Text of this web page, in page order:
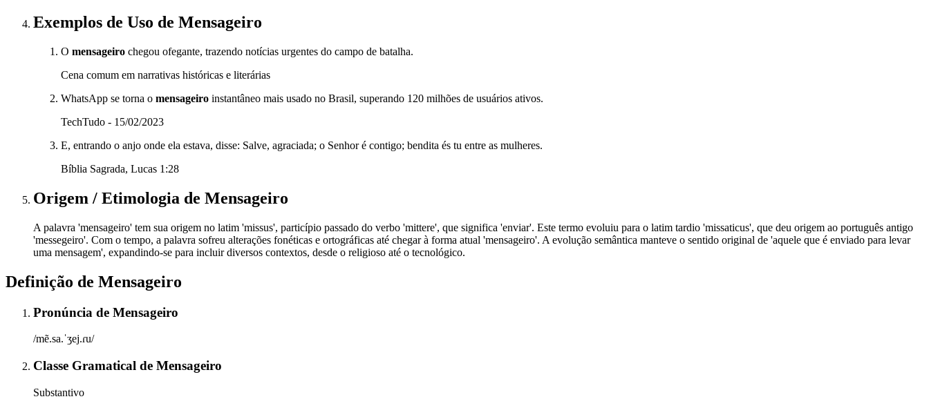
Exemplos de Uso de Mensageiro
O mensageiro chegou ofegante, trazendo notícias urgentes do campo de batalha.
Cena comum em narrativas históricas e literárias
WhatsApp se torna o mensageiro instantâneo mais usado no Brasil, superando 120 milhões de usuários ativos.
TechTudo - 15/02/2023
E, entrando o anjo onde ela estava, disse: Salve, agraciada; o Senhor é contigo; bendita és tu entre as mulheres.
Bíblia Sagrada, Lucas 1:28
Origem / Etimologia de Mensageiro
A palavra 'mensageiro' tem sua origem no latim 'missus', particípio passado do verbo 'mittere', que significa 'enviar'. Este termo evoluiu para o latim tardio 'missaticus', que deu origem ao português antigo
'messegeiro'. Com o tempo, a palavra sofreu alterações fonéticas e ortográficas até chegar à forma atual 'mensageiro'. A evolução semântica manteve o sentido original de 'aquele que é enviado para levar
uma mensagem', expandindo-se para incluir diversos contextos, desde o religioso até o tecnológico.
Definição de Mensageiro
Pronúncia de Mensageiro
/mẽ.sa.ˈʒej.ɾu/
Classe Gramatical de Mensageiro
Substantivo